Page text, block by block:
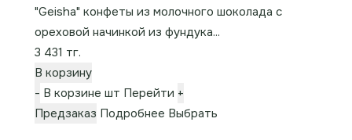
"Geisha" конфеты из молочного шоколада с
ореховой начинкой из фундука...
3 431 тг.
В корзину
- В корзине шт Перейти +
Предзаказ Подробнее Выбрать